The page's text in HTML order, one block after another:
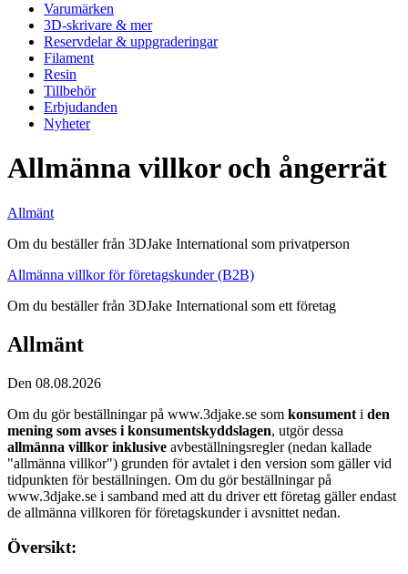
Varumärken
3D-skrivare & mer
Reservdelar & uppgraderingar
Filament
Resin
Tillbehör
Erbjudanden
Nyheter
Allmänna villkor och ångerrät
Allmänt
Om du beställer från 3DJake International som privatperson
Allmänna villkor för företagskunder (B2B)
Om du beställer från 3DJake International som ett företag
Allmänt
Den 08.08.2026
Om du gör beställningar på www.3djake.se som konsument i den
mening som avses i konsumentskyddslagen, utgör dessa
allmänna villkor inklusive avbeställningsregler (nedan kallade
"allmänna villkor") grunden för avtalet i den version som gäller vid
tidpunkten för beställningen. Om du gör beställningar på
www.3djake.se i samband med att du driver ett företag gäller endast
de allmänna villkoren för företagskunder i avsnittet nedan.
Översikt: